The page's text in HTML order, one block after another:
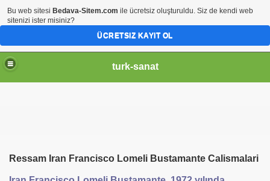
turk-sanat
Ressam Iran Francisco Lomeli Bustamante Calismalari
Bu web sitesi Bedava-Sitem.com ile ücretsiz oluşturuldu. Siz de kendi web
sitenizi ister misiniz?
ÜCRETSIZ KAYIT OL